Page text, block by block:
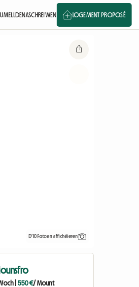
UMELLDENASCHREIWEN LOGEMENT PROPOSÉ
D'10 Fotoen affichéieren
550 €/ Mount